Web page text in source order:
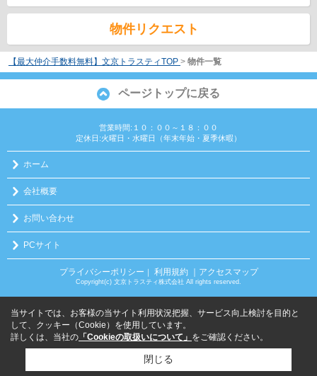
物件リクエスト
【最大仲介手数料無料】文京トラスティTOP > 物件一覧
ページトップに戻る
営業時間:１０：００～１８：００
定休日:火曜日・水曜日（年末年始・夏季休暇）
ホーム
会社概要
お問い合わせ
PCサイト
プライバシーポリシー ｜ 利用規約 ｜アクセスマップ
Copyright(c) 文京トラスティ株式会社 All rights reserved.
当サイトでは、お客様の当サイト利用状況把握、サービス向上検討を目的と
して、クッキー（Cookie）を使用しています。
詳しくは、当社の 「Cookieの取扱いについて」 をご確認ください。
閉じる